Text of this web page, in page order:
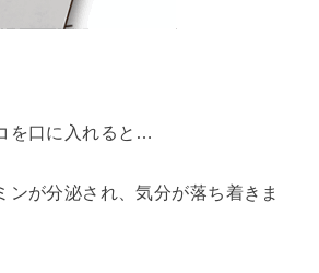
を口に入れると…
ンが分泌され、気分が落ち着きま